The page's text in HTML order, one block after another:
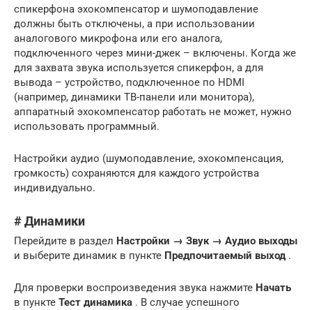
спикерфона эхокомпенсатор и шумоподавление
должны быть отключены, а при использовании
аналогового микрофона или его аналога,
подключенного через мини-джек – включены. Когда же
для захвата звука используется спикерфон, а для
вывода – устройство, подключенное по HDMI
(например, динамики ТВ-панели или монитора),
аппаратный эхокомпенсатор работать не может, нужно
использовать программный.
Настройки аудио (шумоподавление, эхокомпенсация,
громкость) сохраняются для каждого устройства
индивидуально.
# Динамики
Перейдите в раздел Настройки → Звук → Аудио выходы
и выберите динамик в пункте Предпочитаемый выход.
Для проверки воспроизведения звука нажмите Начать
в пункте Тест динамика . В случае успешного